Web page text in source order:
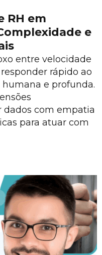
RH em
e
entre velocidade
rápido ao
e profunda.
dados com empatia
para atuar com